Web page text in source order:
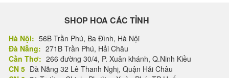
SHOP HOA CÁC TỈNH
Hà Nội: 56B Trần Phú, Ba Đình, Hà Nội
Đà Nẵng: 271B Trần Phú, Hải Châu
Cần Thơ: 266 đường 30/4, P. Xuân khánh, Q.Ninh Kiều
CN 5 Đà Nẵng 32 Lê Thanh Nghị, Quận Hải Châu